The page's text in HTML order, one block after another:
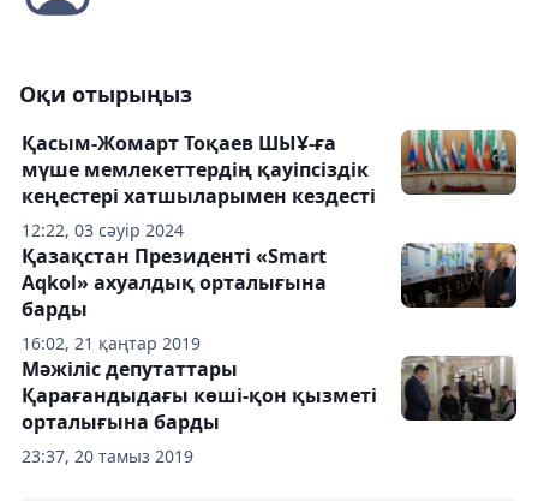
Оқи отырыңыз
12:22, 03 сәуір 2024
Қасым-Жомарт Тоқаев ШЫҰ-ға
мүше мемлекеттердің қауіпсіздік
кеңестері хатшыларымен кездесті
16:02, 21 қаңтар 2019
Қазақстан Президенті «Smart
Aqkol» ахуалдық орталығына
барды
23:37, 20 тамыз 2019
Мәжіліс депутаттары
Қарағандыдағы көші-қон қызметі
орталығына барды